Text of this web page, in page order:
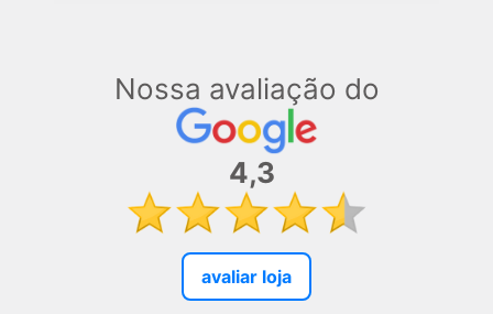
Nossa avaliação do
4,3
avaliar loja